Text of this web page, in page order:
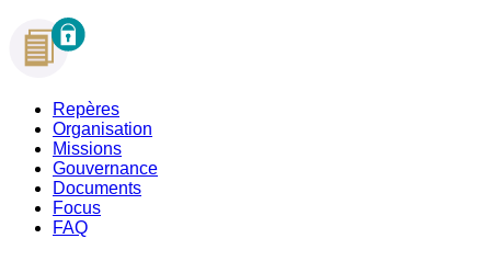
Repères
Organisation
Missions
Gouvernance
Documents
Focus
FAQ